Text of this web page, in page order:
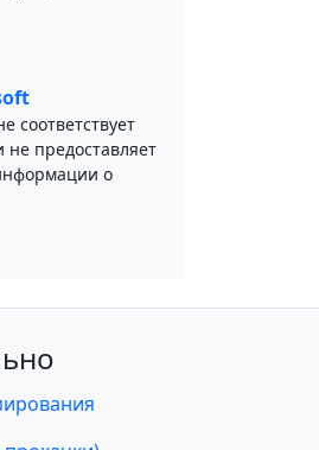
соответствует
не предоставляет
о